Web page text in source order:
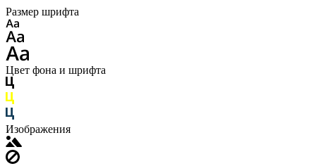
Размер шрифта
Цвет фона и шрифта
Изображения